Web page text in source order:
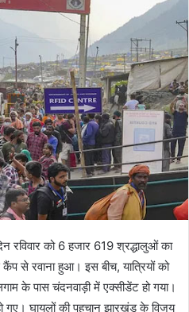
रविवार को 6 हजार 619 श्रद्धालुओं का
से रवाना हुआ। इस बीच, यात्रियों को
के पास चंदनवाड़ी में एक्सीडेंट हो गया।
गए। घायलों की पहचान झारखंड के विजय